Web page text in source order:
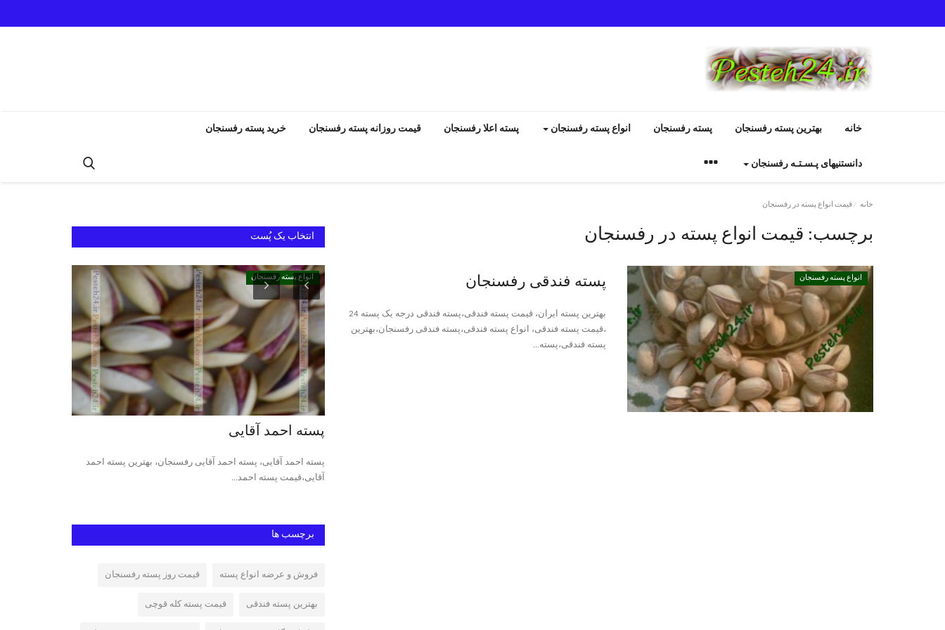
خانه بهترین پسته رفسنجان پسته رفسنجان انواع پسته رفسنجان پسته اعلا رفسنجان قیمت روزانه پسته رفسنجان خرید پسته رفسنجان
دانستنیهای پـسـتـه رفسنجان
خانه قیمت انواع پسته در رفسنجان
برچسب: قیمت انواع پسته در رفسنجان
انواع پسته رفسنجان پسته فندقی رفسنجان
بهترین پسته ایران، قیمت پسته فندقی،پسته فندقی درجه یک پسته 24
،قیمت پسته فندقی، انواع پسته فندقی،پسته فندقی رفسنجان،بهترین
پسته فندقی،پسته...
انتخاب یک پُست
انواع پسته رفسنجان
پسته احمد آقایی
پسته احمد آقایی، پسته احمد آقایی رفسنجان، بهترین پسته احمد
آقایی،قیمت پسته احمد...
انواع پسته رفسنجان انواع پسته رفسنجان
برچسب ها
فروش و عرضه انواع پسته قیمت روز پسته رفسنجان
بهترین پسته فندقی قیمت پسته کله قوچی